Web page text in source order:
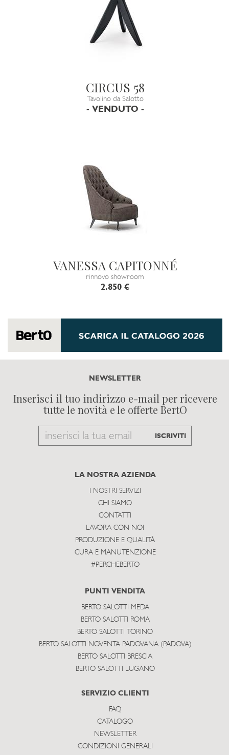
CIRCUS 58
Tavolino da Salotto
- VENDUTO -
VANESSA CAPITONNÉ
rinnovo showroom
2.850 €
NEWSLETTER
Inserisci il tuo indirizzo e-mail per ricevere
tutte le novità e le offerte BertO
Email
subscribe
ISCRIVITI
LA NOSTRA AZIENDA
I NOSTRI SERVIZI
CHI SIAMO
CONTATTI
LAVORA CON NOI
PRODUZIONE E QUALITÀ
CURA E MANUTENZIONE
#PERCHEBERTO
PUNTI VENDITA
BERTO SALOTTI MEDA
BERTO SALOTTI ROMA
BERTO SALOTTI TORINO
BERTO SALOTTI NOVENTA PADOVANA (PADOVA)
BERTO SALOTTI BRESCIA
BERTO SALOTTI LUGANO
SERVIZIO CLIENTI
FAQ
CATALOGO
NEWSLETTER
CONDIZIONI GENERALI